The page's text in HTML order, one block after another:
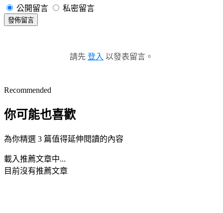
公開留言 私密留言
發佈留言
請先 登入 以發表留言。
Recommended
你可能也喜歡
為你精選 3 篇值得延伸閱讀的內容
載入推薦文章中...
目前沒有推薦文章